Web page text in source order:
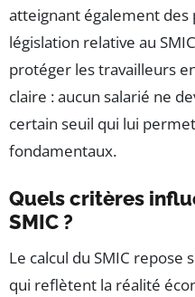
atteignant également des
législation relative au
protéger les travailleurs
claire : aucun salarié ne
certain seuil qui lui
fondamentaux.
Quels critères
SMIC ?
Le calcul du SMIC
qui reflètent la réalité